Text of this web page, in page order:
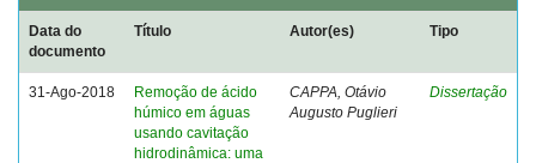
Data do
documento
Título Autor(es) Tipo
31-Ago-2018
Remoção de ácido
húmico em águas
usando cavitação
hidrodinâmica: uma
CAPPA, Otávio
Augusto Puglieri
Dissertação